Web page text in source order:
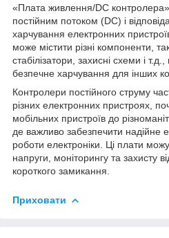
«Плата живлення/DC
постійним потоком (DC) і
харчування електронних
може містити різні компоненти,
стабілізатори, захисні схеми і
безпечне харчування для інших
Контролери постійного струму
різних електронних пристроях,
мобільних пристроїв до
де важливо забезпечити надійне
роботи електроніки. Ці плати
напруги, моніторингу та захисту
короткого замикання.
Приховати